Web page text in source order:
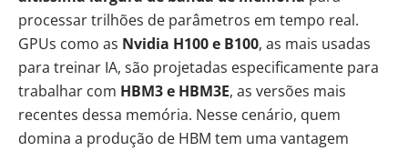
processar trilhões de parâmetros em tempo real.
GPUs como as Nvidia H100 e B100, as mais usadas
para treinar IA, são projetadas especificamente para
trabalhar com HBM3 e HBM3E, as versões mais
recentes dessa memória. Nesse cenário, quem
domina a produção de HBM tem uma vantagem